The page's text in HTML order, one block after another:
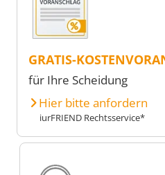
GRATIS-
für Ihre Scheidung
Hier bitte anfordern
iurFRIEND Rechtsservice*